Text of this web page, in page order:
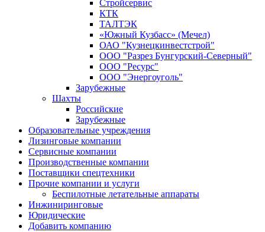
Стройсервис
КТК
ТАЛТЭК
«Южный Кузбасс» (Мечел)
ОАО "Кузнецкинвестстрой"
ООО "Разрез Бунгурский-Северный"
ООО "Ресурс"
ООО "Энергоуголь"
Зарубежные
Шахты
Российские
Зарубежные
Образовательные учреждения
Лизинговые компании
Сервисные компании
Производственные компании
Поставщики спецтехники
Прочие компании и услуги
Беспилотные летательные аппараты
Инжиниринговые
Юридические
Добавить компанию